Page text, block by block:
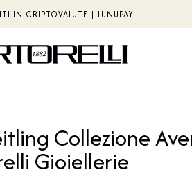
IN CRIPTOVALUTE | LUNUPAY
Collezione
Gioiellerie